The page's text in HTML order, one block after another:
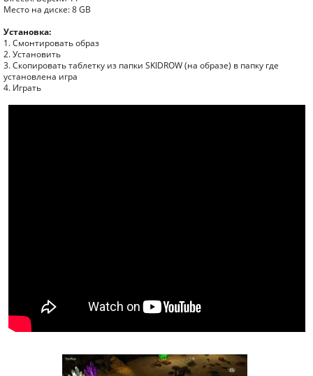
Место на диске: 8 GB
Установка:
1. Смонтировать образ
2. Установить
3. Скопировать таблетку из папки SKIDROW (на образе) в папку где
установлена игра
4. Играть